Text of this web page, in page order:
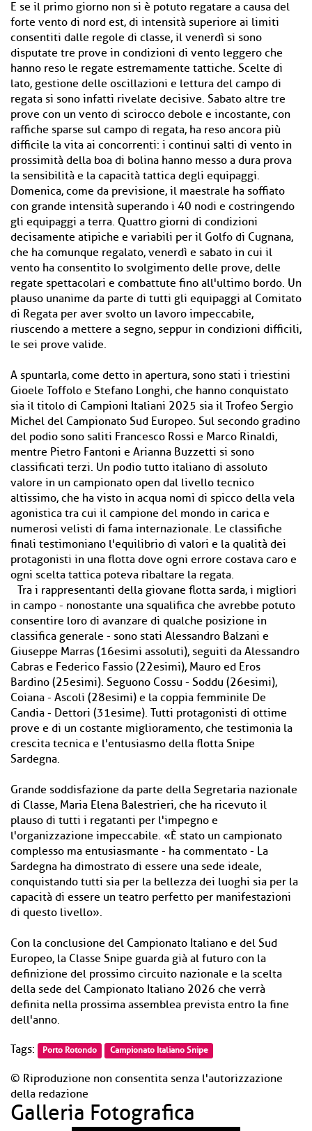
E se il primo giorno non si è potuto regatare a causa del
forte vento di nord est, di intensità superiore ai limiti
consentiti dalle regole di classe, il venerdì si sono
disputate tre prove in condizioni di vento leggero che
hanno reso le regate estremamente tattiche. Scelte di
lato, gestione delle oscillazioni e lettura del campo di
regata si sono infatti rivelate decisive. Sabato altre tre
prove con un vento di scirocco debole e incostante, con
raffiche sparse sul campo di regata, ha reso ancora più
difficile la vita ai concorrenti: i continui salti di vento in
prossimità della boa di bolina hanno messo a dura prova
la sensibilità e la capacità tattica degli equipaggi.
Domenica, come da previsione, il maestrale ha soffiato
con grande intensità superando i 40 nodi e costringendo
gli equipaggi a terra. Quattro giorni di condizioni
decisamente atipiche e variabili per il Golfo di Cugnana,
che ha comunque regalato, venerdì e sabato in cui il
vento ha consentito lo svolgimento delle prove, delle
regate spettacolari e combattute fino all'ultimo bordo. Un
plauso unanime da parte di tutti gli equipaggi al Comitato
di Regata per aver svolto un lavoro impeccabile,
riuscendo a mettere a segno, seppur in condizioni difficili,
le sei prove valide.
A spuntarla, come detto in apertura, sono stati i triestini
Gioele Toffolo e Stefano Longhi, che hanno conquistato
sia il titolo di Campioni Italiani 2025 sia il Trofeo Sergio
Michel del Campionato Sud Europeo. Sul secondo gradino
del podio sono saliti Francesco Rossi e Marco Rinaldi,
mentre Pietro Fantoni e Arianna Buzzetti si sono
classificati terzi. Un podio tutto italiano di assoluto
valore in un campionato open dal livello tecnico
altissimo, che ha visto in acqua nomi di spicco della vela
agonistica tra cui il campione del mondo in carica e
numerosi velisti di fama internazionale. Le classifiche
finali testimoniano l'equilibrio di valori e la qualità dei
protagonisti in una flotta dove ogni errore costava caro e
ogni scelta tattica poteva ribaltare la regata.
Tra i rappresentanti della giovane flotta sarda, i migliori
in campo - nonostante una squalifica che avrebbe potuto
consentire loro di avanzare di qualche posizione in
classifica generale - sono stati Alessandro Balzani e
Giuseppe Marras (16esimi assoluti), seguiti da Alessandro
Cabras e Federico Fassio (22esimi), Mauro ed Eros
Bardino (25esimi). Seguono Cossu - Soddu (26esimi),
Coiana - Ascoli (28esimi) e la coppia femminile De
Candia - Dettori (31esime). Tutti protagonisti di ottime
prove e di un costante miglioramento, che testimonia la
crescita tecnica e l'entusiasmo della flotta Snipe
Sardegna.
Grande soddisfazione da parte della Segretaria nazionale
di Classe, Maria Elena Balestrieri, che ha ricevuto il
plauso di tutti i regatanti per l'impegno e
l'organizzazione impeccabile. «È stato un campionato
complesso ma entusiasmante - ha commentato - La
Sardegna ha dimostrato di essere una sede ideale,
conquistando tutti sia per la bellezza dei luoghi sia per la
capacità di essere un teatro perfetto per manifestazioni
di questo livello».
Con la conclusione del Campionato Italiano e del Sud
Europeo, la Classe Snipe guarda già al futuro con la
definizione del prossimo circuito nazionale e la scelta
della sede del Campionato Italiano 2026 che verrà
definita nella prossima assemblea prevista entro la fine
dell'anno.
Tags: Porto Rotondo Campionato Italiano Snipe
© Riproduzione non consentita senza l'autorizzazione
della redazione
Galleria Fotografica